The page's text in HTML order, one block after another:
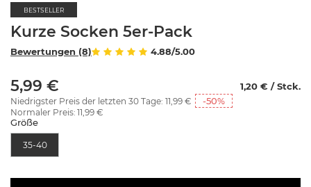
BESTSELLER
Kurze Socken 5er-Pack
4.88/5.00
Bewertungen (8)
5,99 € 1,20 € / Stck.
Niedrigster Preis der letzten 30 Tage: 11,99 € -50%
Normaler Preis: 11,99 €
Größe
35-40